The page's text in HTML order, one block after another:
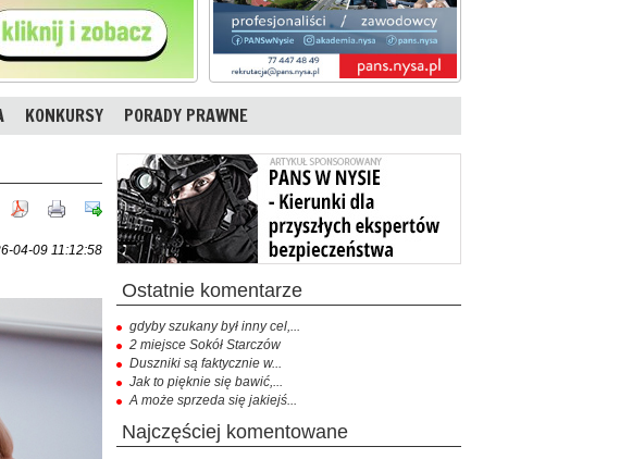
KONKURSY PORADY PRAWNE
04-09 11:12:58
ostatnie komentarze
gdyby szukany był inny cel,...
2 miejsce Sokół Starczów
Duszniki są faktycznie w...
Jak to pięknie się bawić,...
A może sprzeda się jakiejś...
najczęściej komentowane